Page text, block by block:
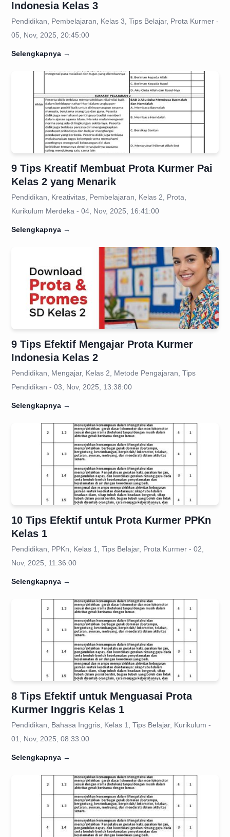
Indonesia Kelas 3
Pendidikan, Pembelajaran, Kelas 3, Tips Belajar, Prota Kurmer -
05, Nov, 2025, 20:45:00
Selengkapnya →
9 Tips Kreatif Membuat Prota Kurmer Pai
Kelas 2 yang Menarik
Pendidikan, Kreativitas, Pembelajaran, Kelas 2, Prota,
Kurikulum Merdeka - 04, Nov, 2025, 16:41:00
Selengkapnya →
9 Tips Efektif Mengajar Prota Kurmer
Indonesia Kelas 2
Pendidikan, Mengajar, Kelas 2, Metode Pengajaran, Tips
Pendidikan - 03, Nov, 2025, 13:38:00
Selengkapnya →
10 Tips Efektif untuk Prota Kurmer PPKn
Kelas 1
Pendidikan, PPKn, Kelas 1, Tips Belajar, Prota Kurmer - 02,
Nov, 2025, 11:36:00
Selengkapnya →
8 Tips Efektif untuk Menguasai Prota
Kurmer Inggris Kelas 1
Pendidikan, Bahasa Inggris, Kelas 1, Tips Belajar, Kurikulum -
01, Nov, 2025, 08:33:00
Selengkapnya →